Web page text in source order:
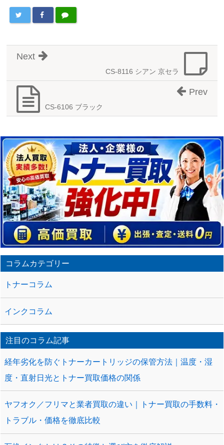
CS-8116 シアン 京セラ
Next
CS-6106 ブラック
Prev
コラムカテゴリー
トナーコラム
インクコラム
注目のコラム記事
経年劣化を防ぐトナーカートリッジの保管方法｜温度・湿
度・直射日光とトナー買取価格の関係
ヤフオク／フリマと業者買取の違い｜トナー買取の手数料・
トラブル・価格を徹底比較